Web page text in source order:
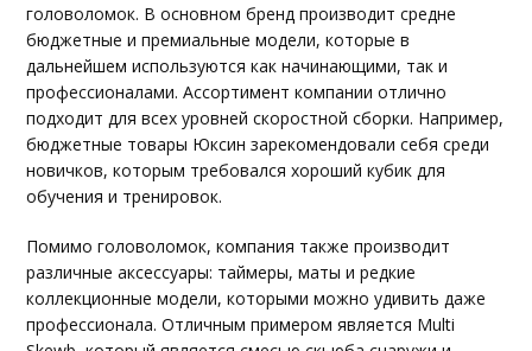
головоломок. В основном бренд производит средне
бюджетные и премиальные модели, которые в
дальнейшем используются как начинающими, так и
профессионалами. Ассортимент компании отлично
подходит для всех уровней скоростной сборки. Например,
бюджетные товары Юксин зарекомендовали себя среди
новичков, которым требовался хороший кубик для
обучения и тренировок.
Помимо головоломок, компания также производит
различные аксессуары: таймеры, маты и редкие
коллекционные модели, которыми можно удивить даже
профессионала. Отличным примером является Multi